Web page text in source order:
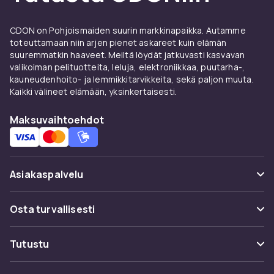
Juoksuosastolta löydät treenivaatteita,
pysymään liikkeessä niin kesällä kuin talvellakin.
Kaikenlaiset urheilijat tulevat CDONiin
ostamaan koripallokoreja, padelmailoja,
nyrkkeilyhanskoja, golfkenkiä, tennismailoja,
sulkapallomailoja ja paljon muuta. Täältä
ensimmäisellä yrittämällä. Tilaa meiltä ja
toimitamme nopeasti!
CDON on Pohjoismaiden suurin markkinapaikka. Autamme
toteuttamaan niin arjen pienet askareet kuin elämän
suuremmatkin haaveet. Meiltä löydät jatkuvasti kasvavan
valikoiman pelituotteita, leluja, elektroniikkaa, puutarha-,
kauneudenhoito- ja lemmikkitarvikkeita, sekä paljon muuta.
Kaikki välineet elämään, yksinkertaisesti.
Maksuvaihtoehdot
Asiakaspalvelu
Usein kysyttyä (UKK)
Seuraa pakettia
Osta turvallisesti
Maksuvaihtoehdot
Toimitus
Tutustu